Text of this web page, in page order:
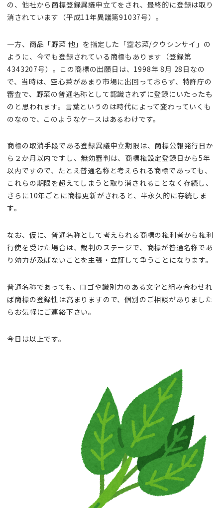
の、他社から商標登録異議申立てをされ、最終的に登録は取り
消されています（平成11年異議第91037号）。
一方、商品「野菜 他」を指定した「空芯菜/クウシンサイ」の
ように、今でも登録されている商標もあります（登録第
4343207号）。この商標の出願日は、1998年 8月 28日なの
で、当時は、空心菜があまり市場に出回っておらず、特許庁の
審査で、野菜の普通名称として認識されずに登録にいたったも
のと思われます。言葉というのは時代によって変わっていくも
のなので、このようなケースはあるわけです。
商標の取消手段である登録異議申立期限は、商標公報発行日か
ら２か月以内ですし、無効審判は、商標権設定登録日から5年
以内ですので、たとえ普通名称と考えられる商標であっても、
これらの期限を超えてしまうと取り消されることなく存続し、
さらに10年ごとに商標更新がされると、半永久的に存続しま
す。
なお、仮に、普通名称として考えられる商標の権利者から権利
行使を受けた場合は、裁判のステージで、商標が普通名称であ
り効力が及ばないことを主張・立証して争うことになります。
普通名称であっても、ロゴや識別力のある文字と組み合わせれ
ば商標の登録性は高まりますので、個別のご相談がありました
らお気軽にご連絡下さい。
今日は以上です。